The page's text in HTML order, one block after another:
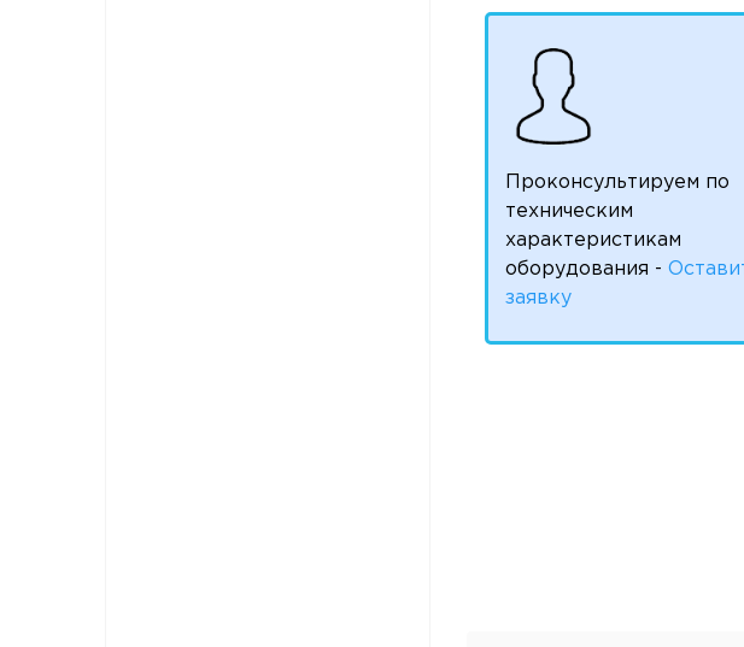
Проконсультируем по
техническим
характеристикам
оборудования -
заявку